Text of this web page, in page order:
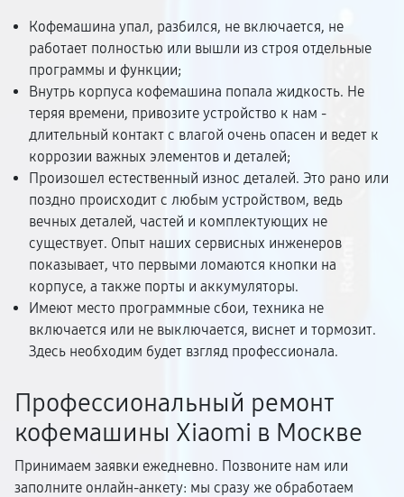
Кофемашина упал, разбился, не включается, не
работает полностью или вышли из строя отдельные
программы и функции;
Внутрь корпуса кофемашина попала жидкость. Не
теряя времени, привозите устройство к нам -
длительный контакт с влагой очень опасен и ведет к
коррозии важных элементов и деталей;
Произошел естественный износ деталей. Это рано или
поздно происходит с любым устройством, ведь
вечных деталей, частей и комплектующих не
существует. Опыт наших сервисных инженеров
показывает, что первыми ломаются кнопки на
корпусе, а также порты и аккумуляторы.
Имеют место программные сбои, техника не
включается или не выключается, виснет и тормозит.
Здесь необходим будет взгляд профессионала.
Профессиональный ремонт
кофемашины Xiaomi в Москве
Принимаем заявки ежедневно. Позвоните нам или
заполните онлайн-анкету: мы сразу же обработаем